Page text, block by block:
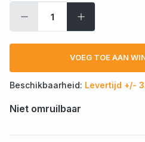
VOEG TOE AAN
Beschikbaarheid: Levertijd +/-
Niet omruilbaar